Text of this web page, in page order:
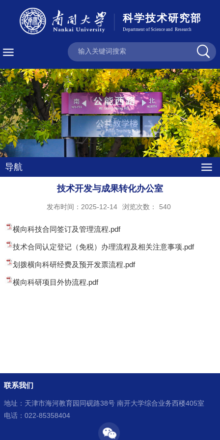
导航
技术开发与成果转化办公室
发布时间：2025-12-14 浏览次数： 540
横向科技合同签订及管理流程.pdf
技术合同认定登记（免税）办理流程及相关注意事项.pdf
划拨横向科研经费及预开发票流程.pdf
横向科研项目外协流程.pdf
联系我们
地址：天津市海河教育园同砚路38号 南开大学综合业务西楼405室
电话：022-85358404